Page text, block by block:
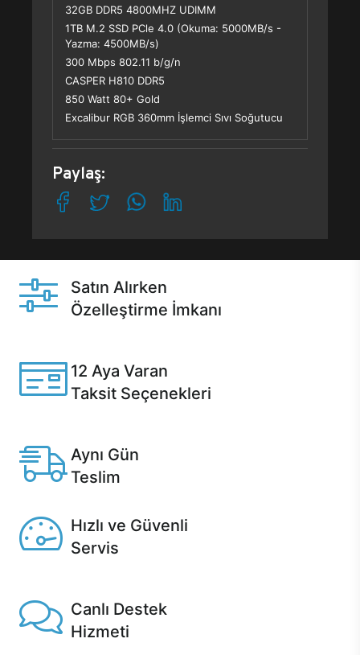
32GB DDR5 4800MHZ UDIMM
1TB M.2 SSD PCle 4.0 (Okuma: 5000MB/s -
Yazma: 4500MB/s)
300 Mbps 802.11 b/g/n
CASPER H810 DDR5
850 Watt 80+ Gold
Excalibur RGB 360mm İşlemci Sıvı Soğutucu
Paylaş:
Satın Alırken
Özelleştirme İmkanı
12 Aya Varan
Taksit Seçenekleri
Aynı Gün
Teslim
Hızlı ve Güvenli
Servis
Canlı Destek
Hizmeti